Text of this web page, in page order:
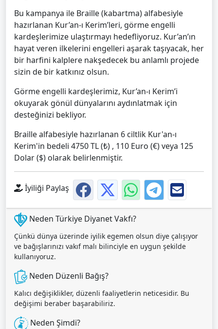
Bu kampanya ile Braille (kabartma) alfabesiyle
hazırlanan Kur’an-ı Kerim’leri, görme engelli
kardeşlerimize ulaştırmayı hedefliyoruz. Kur’an’ın
hayat veren ilkelerini engelleri aşarak taşıyacak, her
bir harfini kalplere nakşedecek bu anlamlı projede
sizin de bir katkınız olsun.
Görme engelli kardeşlerimiz, Kur’an-ı Kerim’i
okuyarak gönül dünyalarını aydınlatmak için
desteğinizi bekliyor.
Braille alfabesiyle hazırlanan 6 ciltlik Kur'an-ı
Kerim'in bedeli 4750 TL (₺) , 110 Euro (€) veya 125
Dolar ($) olarak belirlenmiştir.
İyiliği Paylaş
Neden Türkiye Diyanet Vakfı?
Çünkü dünya üzerinde iyilik egemen olsun diye çalışıyor
ve bağışlarınızı vakıf malı bilinciyle en uygun şekilde
kullanıyoruz.
Neden Düzenli Bağış?
Kalıcı değişiklikler, düzenli faaliyetlerin neticesidir. Bu
değişimi beraber başarabiliriz.
Neden Şimdi?